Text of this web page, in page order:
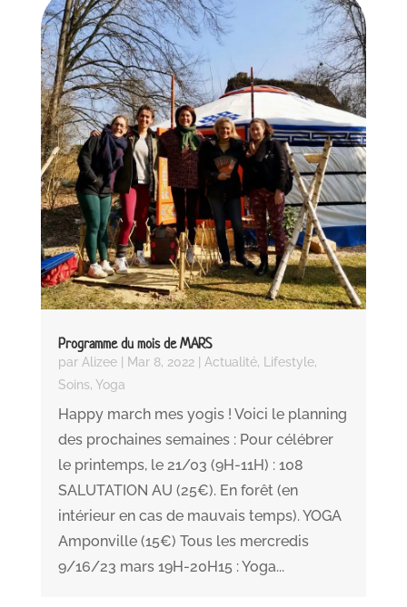
Programme du mois de MARS
par Alizee| Mar 8, 2022| Actualité, Lifestyle,
Soins, Yoga
Happy march mes yogis ! Voici le planning
des prochaines semaines : Pour célébrer
le printemps, le 21/03 (9H-11H) : 108
SALUTATION AU (25€). En forêt (en
intérieur en cas de mauvais temps). YOGA
Amponville (15€) Tous les mercredis
9/16/23 mars 19H-20H15 : Yoga...